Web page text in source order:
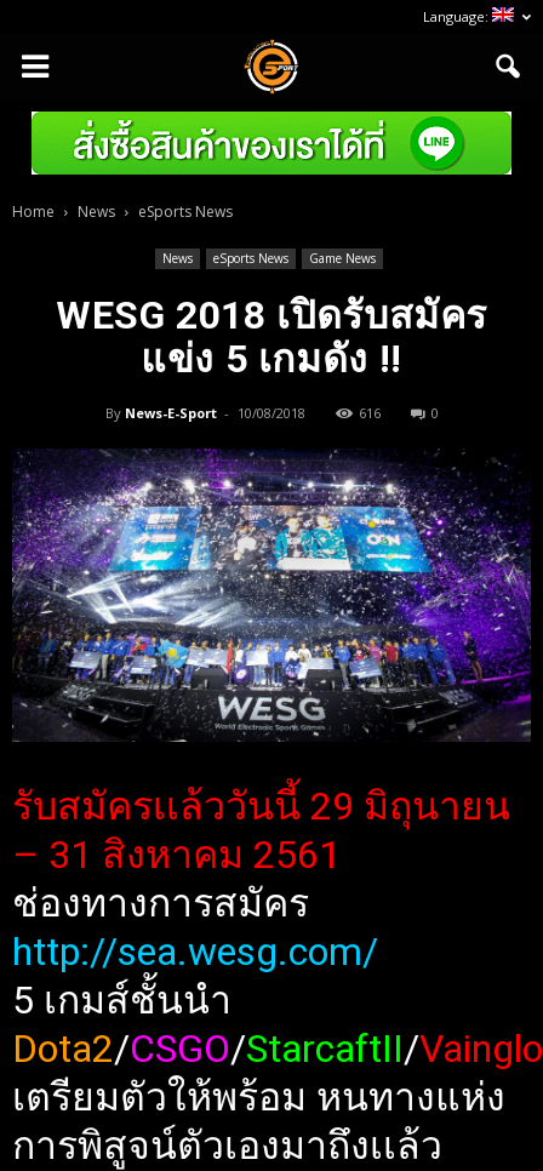
Language:
Home News eSports News
News eSports News Game News
WESG 2018 เปิดรับสมัคร
แข่ง 5 เกมดัง !!
By News-E-Sport - 10/08/2018 616 0
รับสมัครเเล้ววันนี้ 29 มิถุนายน
– 31 สิงหาคม 2561
ช่องทางการสมัคร
http://sea.wesg.com/
5 เกมส์ชั้นนำ
Dota2/CSGO/StarcaftII/
เตรียมตัวให้พร้อม หนทางแห่ง
การพิสูจน์ตัวเองมาถึงเเล้ว